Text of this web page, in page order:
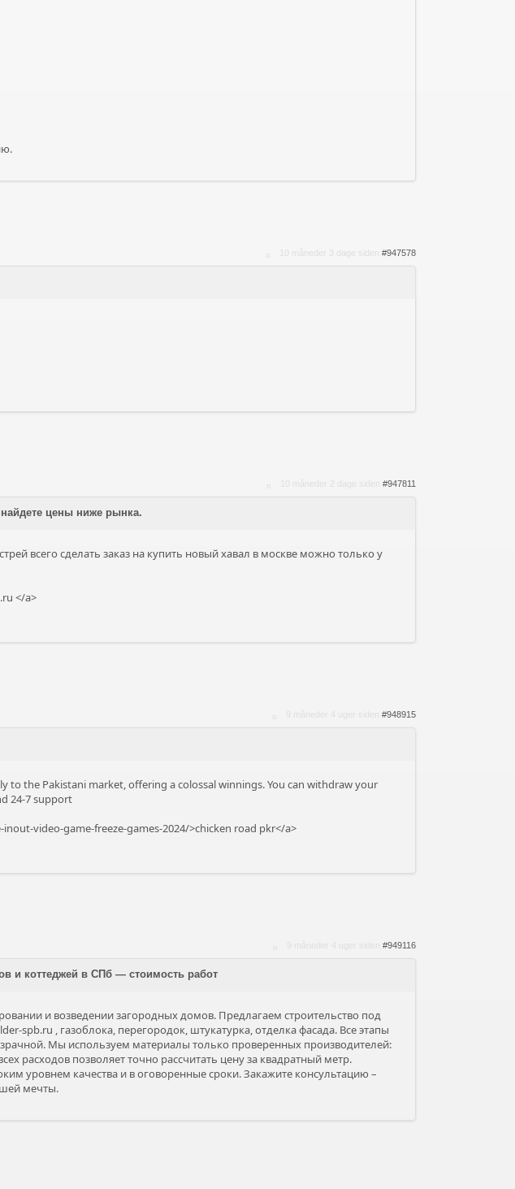
10 måneder 3 dage siden #947578
#947811
цены ниже рынка.
всего сделать заказ на купить новый хавал в москве можно только у
</a>
#948915
to the Pakistani market, offering a colossal winnings. You can withdraw your
24-7 support
video-game-freeze-games-2024/>chicken road pkr</a>
#949116
и коттеджей в СПб — стоимость работ
и возведении загородных домов. Предлагаем строительство под
spb.ru , газоблока, перегородок, штукатурка, отделка фасада. Все этапы
Мы используем материалы только проверенных производителей:
расходов позволяет точно рассчитать цену за квадратный метр.
уровнем качества и в оговоренные сроки. Закажите консультацию –
мечты.